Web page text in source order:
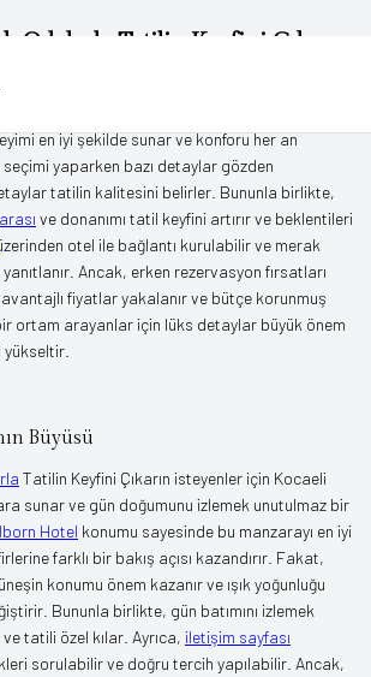
Odalarla Tatilin Keyfini Çıkarın
Tatilin Keyfini Çıkarın mottosu, tatil anlayışına
en iyi şekilde sunar ve konforu her an
yaparken bazı detaylar gözden
tatilin kalitesini belirler. Bununla birlikte,
ve donanımı tatil keyfini artırır ve beklentileri
otel ile bağlantı kurulabilir ve merak
Ancak, erken rezervasyon fırsatları
fiyatlar yakalanır ve bütçe korunmuş
ortam arayanlar için lüks detaylar büyük önem
Büyüsü
Tatilin Keyfini Çıkarın isteyenler için Kocaeli
sunar ve gün doğumunu izlemek unutulmaz bir
Hotel konumu sayesinde bu manzarayı en iyi
farklı bir bakış açısı kazandırır. Fakat,
konumu önem kazanır ve ışık yoğunluğu
Bununla birlikte, gün batımını izlemek
tatili özel kılar. Ayrıca, iletişim sayfası
sorulabilir ve doğru tercih yapılabilir. Ancak,